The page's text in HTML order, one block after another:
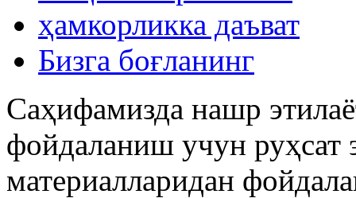
ҳамкорликка даъват
Бизга боғланинг
Саҳифамизда нашр
фойдаланиш учун руҳсат
материалларидан